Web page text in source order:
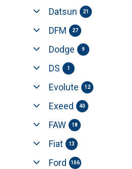
Datsun 21
DFM 27
Dodge 9
DS 1
Evolute 12
Exeed 40
FAW 18
Fiat 13
Ford 106